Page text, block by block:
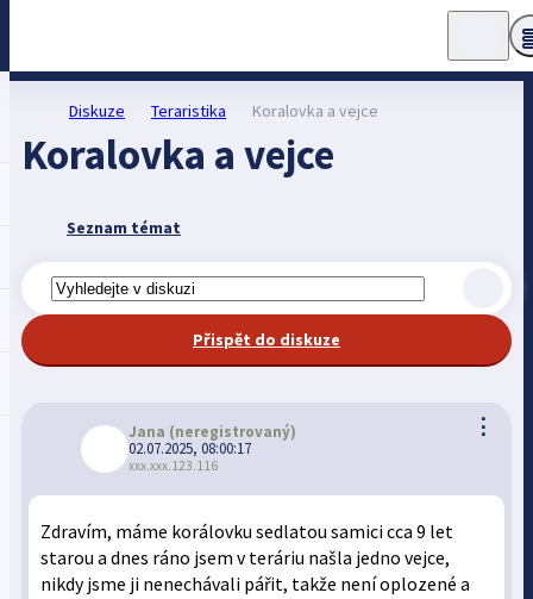
Diskuze Teraristika Koralovka a vejce
Koralovka a vejce
Seznam témat
Přispět do diskuze
⋮
Jana (neregistrovaný)
02.07.2025, 08:00:17
xxx.xxx.123.116
Zdravím, máme korálovku sedlatou samici cca 9 let
starou a dnes ráno jsem v teráriu našla jedno vejce,
nikdy jsme ji nenechávali pářit, takže není oplozené a